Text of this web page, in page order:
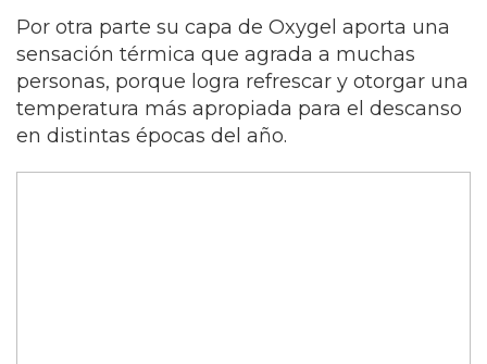
Por otra parte su capa de Oxygel aporta una
sensación térmica que agrada a muchas
personas, porque logra refrescar y otorgar una
temperatura más apropiada para el descanso
en distintas épocas del año.